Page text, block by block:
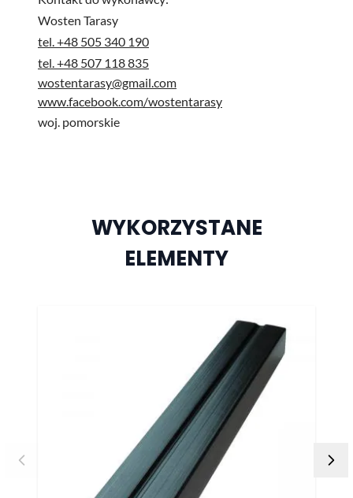
Wosten Tarasy
tel. +48 505 340 190
tel. +48 507 118 835
wostentarasy@gmail.com
www.facebook.com/wostentarasy
woj. pomorskie
WYKORZYSTANE
ELEMENTY